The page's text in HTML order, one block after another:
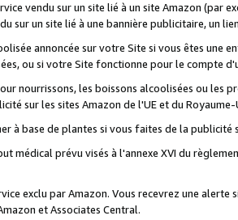
vendu sur un site lié à un site Amazon (par
sur un site lié à une bannière publicitaire, un
annoncée sur votre Site si vous êtes une
ou si votre Site fonctionne pour le compte
nourrissons, les boissons alcoolisées ou les
sur les sites Amazon de l'UE et du Royaume-
à base de plantes si vous faites de la publicité
médical prévu visés à l'annexe XVI du
exclu par Amazon. Vous recevrez une alerte
et Associates Central.